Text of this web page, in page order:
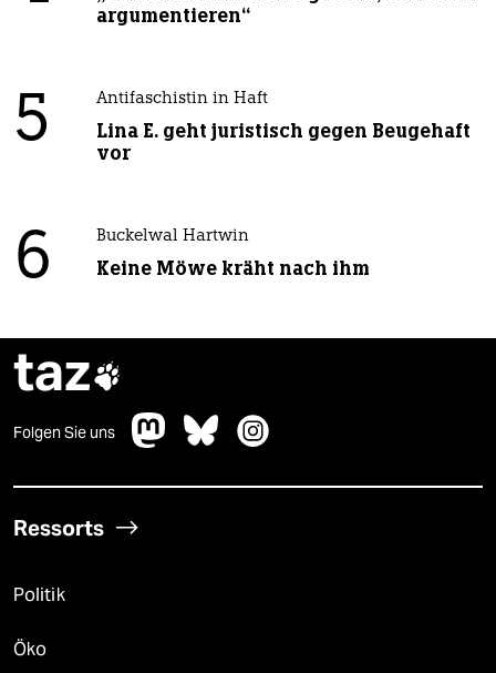
argumentieren“
5 Antifaschistin in Haft
Lina E. geht juristisch gegen Beugehaft
vor
6 Buckelwal Hartwin
Keine Möwe kräht nach ihm
taz
Folgen Sie uns
Ressorts
Politik
Öko